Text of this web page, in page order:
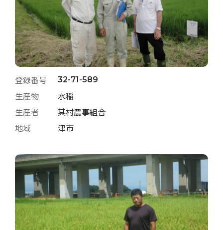
登録番号 32-71-589
生産物
水稲
生産者
其村農事組合
地域
津市